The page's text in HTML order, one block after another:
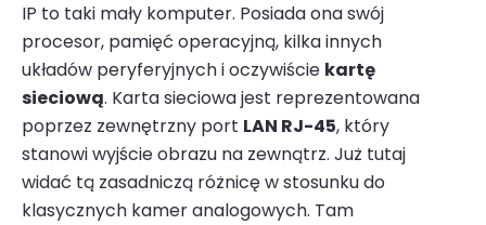
IP to taki mały komputer. Posiada ona swój
procesor, pamięć operacyjną, kilka innych
układów peryferyjnych i oczywiście kartę
sieciową. Karta sieciowa jest reprezentowana
poprzez zewnętrzny port LAN RJ-45, który
stanowi wyjście obrazu na zewnątrz. Już tutaj
widać tą zasadniczą różnicę w stosunku do
klasycznych kamer analogowych. Tam